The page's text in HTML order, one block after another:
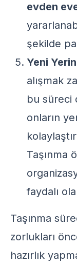
evden
şekilde
Yeni
alışmak
bu süreci
onların
Taşınma
faydalı
Taşınma
zorlukları
hazırlık